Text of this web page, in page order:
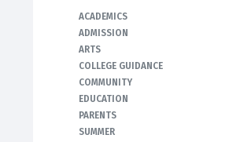
ACADEMICS
ADMISSION
ARTS
COLLEGE GUIDANCE
COMMUNITY
EDUCATION
PARENTS
SUMMER